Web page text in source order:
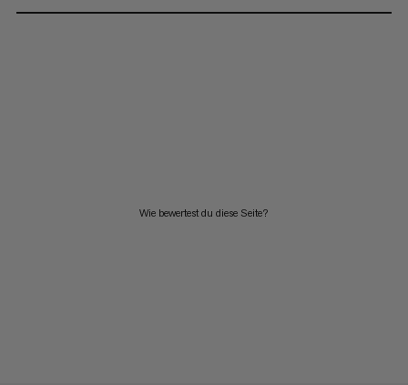
Wie bewertest du diese Seite?